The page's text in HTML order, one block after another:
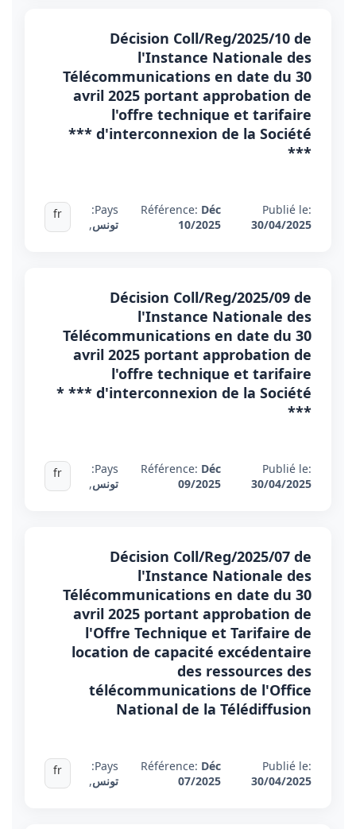
Décision Coll/Reg/2025/10 de
l'Instance Nationale des
Télécommunications en date du 30
avril 2025 portant approbation de
l'offre technique et tarifaire
d'interconnexion de la Société ***
***
Publié le:
30/04/2025
Référence: Déc
10/2025
Pays:
تونس,
fr
Décision Coll/Reg/2025/09 de
l'Instance Nationale des
Télécommunications en date du 30
avril 2025 portant approbation de
l'offre technique et tarifaire
d'interconnexion de la Société *** *
***
Publié le:
30/04/2025
Référence: Déc
09/2025
Pays:
تونس,
fr
Décision Coll/Reg/2025/07 de
l'Instance Nationale des
Télécommunications en date du 30
avril 2025 portant approbation de
l'Offre Technique et Tarifaire de
location de capacité excédentaire
des ressources des
télécommunications de l'Office
National de la Télédiffusion
Publié le:
30/04/2025
Référence: Déc
07/2025
Pays:
تونس,
fr